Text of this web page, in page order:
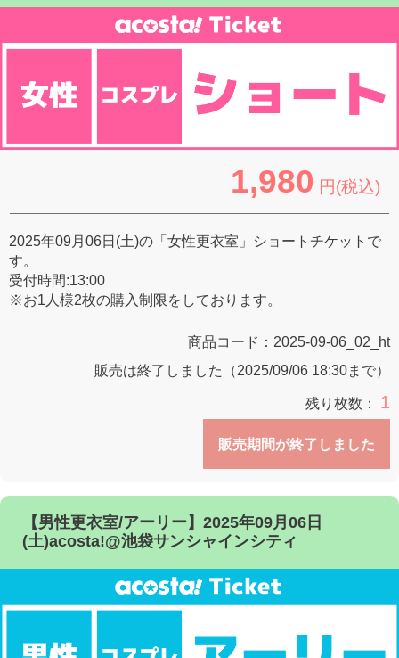
1,980 円(税込)
2025年09月06日(土)の「女性更衣室」ショートチケットで
す。
受付時間:13:00
※お1人様2枚の購入制限をしております。
商品コード： 2025-09-06_02_ht
販売は終了しました（2025/09/06 18:30まで）
残り枚数： 1
販売期間が終了しました
【男性更衣室/アーリー】2025年09月06日
(土)acosta!@池袋サンシャインシティ